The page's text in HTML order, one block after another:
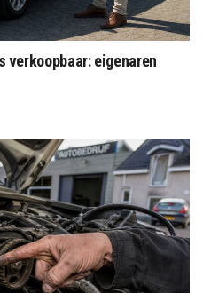
verkoopbaar: eigenaren